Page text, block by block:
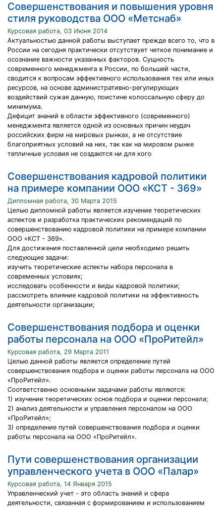
Совершенствования и повышения уровня
стиля руководства ООО «Метснаб»
Курсовая работа, 03 Июня 2014
Актуальностью данной работы выступает прежде всего то, что в
России на сегодня практически отсутствует четкое понимание и
осознание важности указанных факторов. Сущность
современного менеджмента в России, по большей части,
сводится к вопросам эффективного использования тех или иных
ресурсов, на основе административно-регулирующих
воздействий сужая данную, поистине колоссальную сферу до
минимума.
Дефицит знаний в области эффективного (современного)
менеджмента является одной из основных причин неудач
российских фирм на мировых рынках, а не отсутствие
благоприятных условий на них, так как на мировом рынке
тепличные условия не создаются ни для кого
Совершенствования кадровой политики
на примере компании ООО «КСТ - 369»
Дипломная работа, 30 Марта 2015
Целью дипломной работы является изучение теоретических
аспектов и разработка практических рекомендаций по
совершенствованию кадровой политики на примере компании
ООО «КСТ - 369».
Для достижения поставленной цели необходимо решить
следующие задачи:
изучить теоретические аспекты набора персонала в
современных условиях;
исследовать особенности и виды кадровой политики;
рассмотреть влияние кадровой политики на эффективность
деятельности организации;
Совершенствования подбора и оценки
работы персонала на ООО «ПроРитейл»
Курсовая работа, 29 Марта 2011
Целью данной работы является определение путей
совершенствования подбора и оценки работы персонала на ООО
«ПроРитейл».
Соответственно основными задачами работы являются:
1) изучение теоретических основ подбора и оценки персонала;
2) анализ деятельности и управления персоналом на ООО
«ПроРитейл»;
3) определение путей совершенствования подбора и оценки
работы персонала на ООО «ПроРитейл».
Пути совершенствования организации
управленческого учета в ООО «Палар»
Курсовая работа, 14 Января 2015
Управленческий учет - это область знаний и сфера
деятельности, связанная с формированием и использованием